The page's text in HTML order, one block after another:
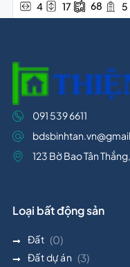
4 17 68 5
091 539 6611
123 Bờ Bao Tân
Loại bất động sản
Đất (0)
Đất dự án (3)